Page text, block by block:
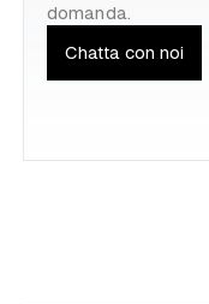
domanda.
Chatta con noi